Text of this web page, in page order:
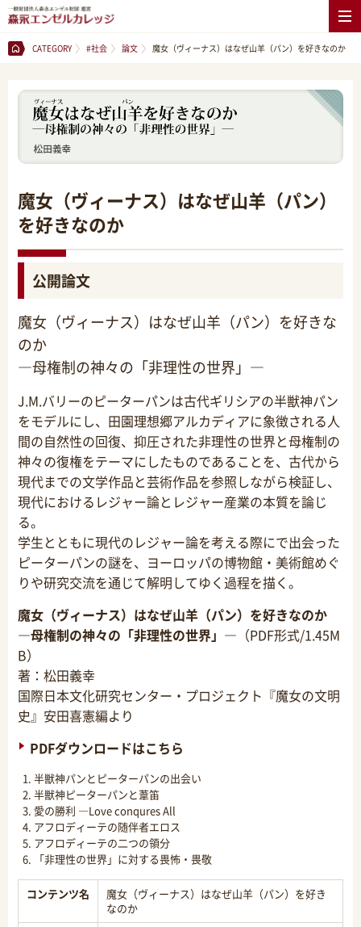
CATEGORY #社会 論文 魔女（ヴィーナス）はなぜ山羊（パン）を好きなのか
魔女（ヴィーナス）はなぜ山羊（パン）
を好きなのか
公開論文
魔女（ヴィーナス）はなぜ山羊（パン）を好きな
のか
―母権制の神々の「非理性の世界」―
J.M.バリーのピーターパンは古代ギリシアの半獣神パン
をモデルにし、田園理想郷アルカディアに象徴される人
間の自然性の回復、抑圧された非理性の世界と母権制の
神々の復権をテーマにしたものであることを、古代から
現代までの文学作品と芸術作品を参照しながら検証し、
現代におけるレジャー論とレジャー産業の本質を論じ
る。
学生とともに現代のレジャー論を考える際にで出会った
ピーターパンの謎を、ヨーロッパの博物館・美術館めぐ
りや研究交流を通じて解明してゆく過程を描く。
魔女（ヴィーナス）はなぜ山羊（パン）を好きなのか
―母権制の神々の「非理性の世界」― （PDF形式/1.45M
B）
著：松田義幸
国際日本文化研究センター・プロジェクト『魔女の文明
史』安田喜憲編より
PDFダウンロードはこちら
半獣神パンとピーターパンの出会い
半獣神ピーターパンと葦笛
愛の勝利 ―Love conqures All
アフロディーテの随伴者エロス
アフロディーテの二つの領分
「非理性の世界」に対する畏怖・畏敬
コンテンツ名
魔女（ヴィーナス）はなぜ山羊（パン）を好き
なのか